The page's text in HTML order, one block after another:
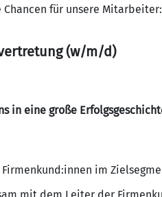
für unsere
(w/m/d)
in eine große
im